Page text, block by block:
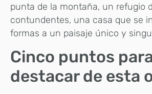
punta de la montaña, un refugio
contundentes, una casa que se
formas a un paisaje único y
Cinco puntos
destacar de esta